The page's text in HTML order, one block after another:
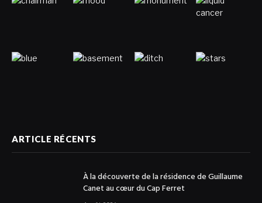
ARTICLE RÉCENTS
À la découverte de la résidence de Guillaume
Canet au cœur du Cap Ferret